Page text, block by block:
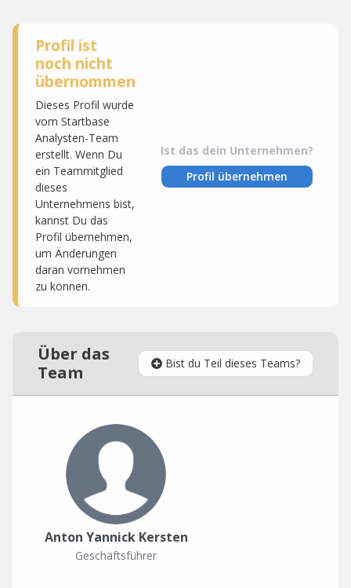
Profil ist
noch nicht
übernommen
Dieses Profil wurde
vom Startbase
Analysten-Team
erstellt. Wenn Du
ein Teammitglied
dieses
Unternehmens bist,
kannst Du das
Profil übernehmen,
um Änderungen
daran vornehmen
zu können.
Ist das dein Unternehmen?
Profil übernehmen
Über das
Team
Bist du Teil dieses Teams?
Anton Yannick Kersten
Geschäftsführer